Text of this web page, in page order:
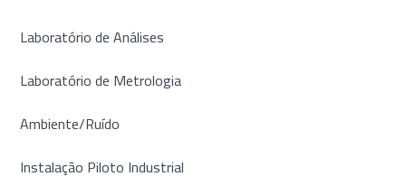
Laboratório de Análises
Laboratório de Metrologia
Ambiente/Ruído
Instalação Piloto Industrial